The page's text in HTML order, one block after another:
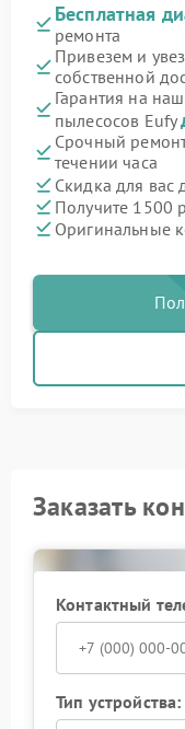
Бесплатная
ремонта
Привезем и
собственной
Гарантия на
пылесосов Eufy
Срочный
течении часа
Скидка для вас
Получите 1500
Оригинальные
Заказать
Контактный
Тип устройства: